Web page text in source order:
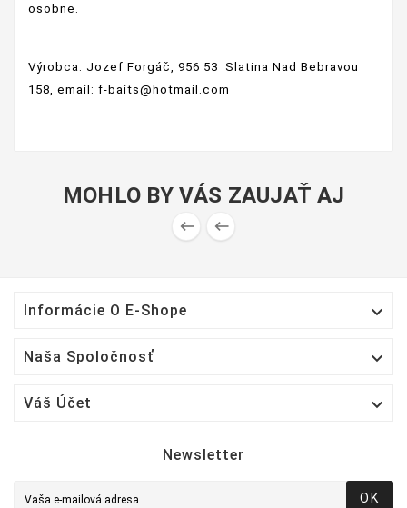
osobne.
Výrobca: Jozef Forgáč, 956 53 Slatina Nad Bebravou
158, email: f-baits@hotmail.com
MOHLO BY VÁS ZAUJAŤ AJ
 
Informácie O E-Shope 
Naša Spoločnosť 
Váš Účet 
Newsletter
OK